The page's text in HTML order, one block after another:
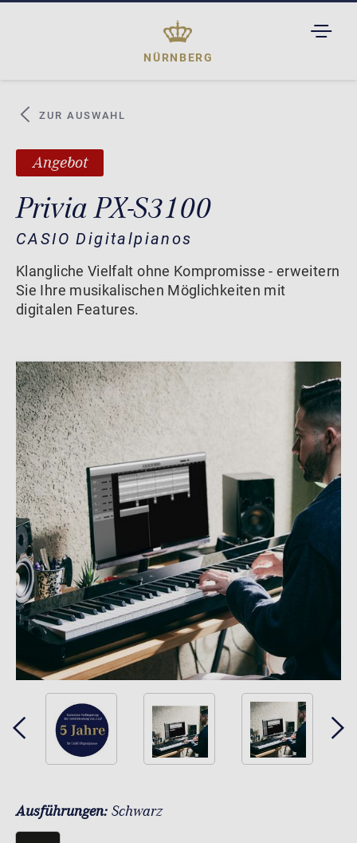
NÜRNBERG
ZUR AUSWAHL
Angebot
Privia PX-S3100
CASIO Digitalpianos
Klangliche Vielfalt ohne Kompromisse - erweitern
Sie Ihre musikalischen Möglichkeiten mit
digitalen Features.
Ausführungen: Schwarz